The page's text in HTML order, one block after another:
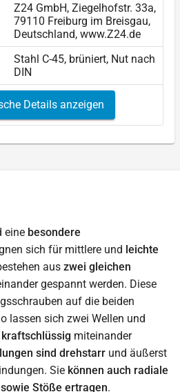
Z24 GmbH, Ziegelhofstr. 33a,
79110 Freiburg im Breisgau,
Deutschland, www.Z24.de
Stahl C-45, brüniert, Nut nach
DIN
Details anzeigen
eine besondere
sich für mittlere und leichte
aus zwei gleichen
gespannt werden. Diese
auf die beiden
lassen sich zwei Wellen und
miteinander
sind drehstarr und äußerst
Sie können auch radiale
Stöße ertragen.